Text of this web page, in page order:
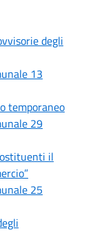
degli
13
temporaneo
29
il
25